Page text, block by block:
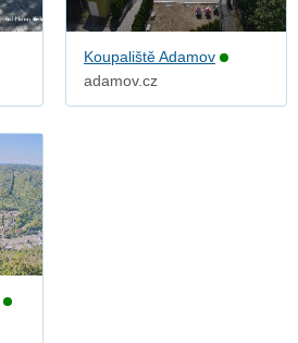
Koupaliště Adamov
adamov.cz